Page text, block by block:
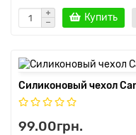
Купить
Силиконовый чехол
99.00грн.